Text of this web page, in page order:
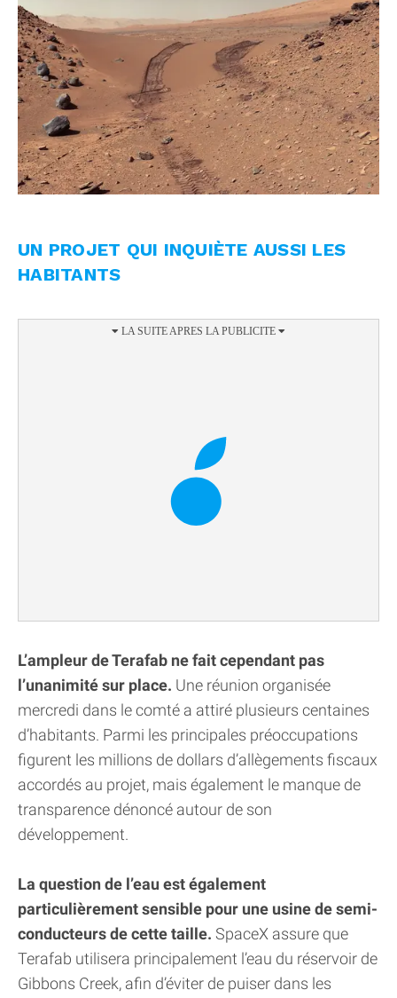
UN PROJET QUI INQUIÈTE AUSSI LES
HABITANTS
L’ampleur de Terafab ne fait cependant pas
l’unanimité sur place. Une réunion organisée
mercredi dans le comté a attiré plusieurs centaines
d’habitants. Parmi les principales préoccupations
figurent les millions de dollars d’allègements fiscaux
accordés au projet, mais également le manque de
transparence dénoncé autour de son
développement.
La question de l’eau est également
particulièrement sensible pour une usine de semi-
conducteurs de cette taille. SpaceX assure que
Terafab utilisera principalement l’eau du réservoir de
Gibbons Creek, afin d’éviter de puiser dans les